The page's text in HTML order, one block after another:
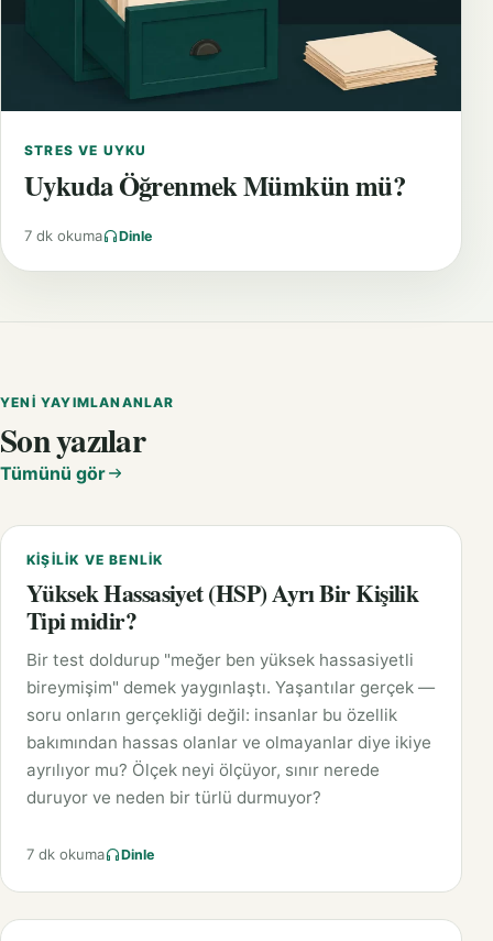
STRES VE UYKU
Uykuda Öğrenmek Mümkün mü?
7 dk okuma Dinle
YENI YAYIMLANANLAR
Son yazılar
Tümünü gör
KIŞILIK VE BENLIK
Yüksek Hassasiyet (HSP) Ayrı Bir Kişilik
Tipi midir?
Bir test doldurup "meğer ben yüksek hassasiyetli
bireymişim" demek yaygınlaştı. Yaşantılar gerçek —
soru onların gerçekliği değil: insanlar bu özellik
bakımından hassas olanlar ve olmayanlar diye ikiye
ayrılıyor mu? Ölçek neyi ölçüyor, sınır nerede
duruyor ve neden bir türlü durmuyor?
7 dk okuma Dinle